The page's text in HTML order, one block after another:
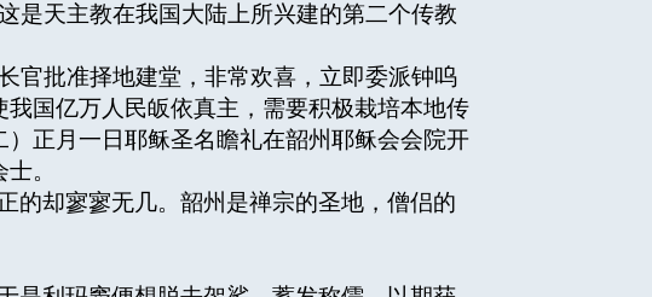
是天主教在我国大陆上所兴建的第二个传教
官批准择地建堂，非常欢喜，立即委派钟呜
国亿万人民皈依真主，需要积极栽培本地传
正月一日耶稣圣名瞻礼在韶州耶稣会会院开
。
的却寥寥无几。韶州是禅宗的圣地，僧侣的